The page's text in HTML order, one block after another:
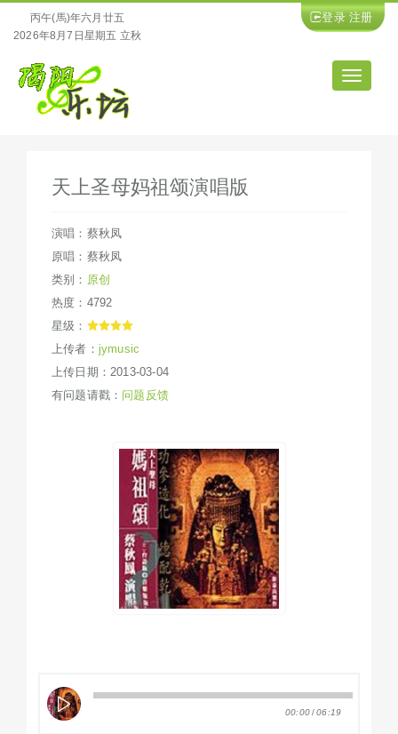
丙午(馬)年六月廿五
2026年8月7日星期五 立秋
登录 注册
导
航
天上圣母妈祖颂演唱版
演唱：蔡秋凤
原唱：蔡秋凤
类别： 原创
热度：4792
星级：
上传者： jymusic
上传日期：2013-03-04
有问题请戳： 问题反馈
00:00/06:19